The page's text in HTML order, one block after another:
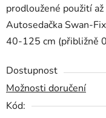
prodloužené použití
Autosedačka Swan-
40-125 cm (přibližně
Dostupnost
Možnosti doručení
Kód: